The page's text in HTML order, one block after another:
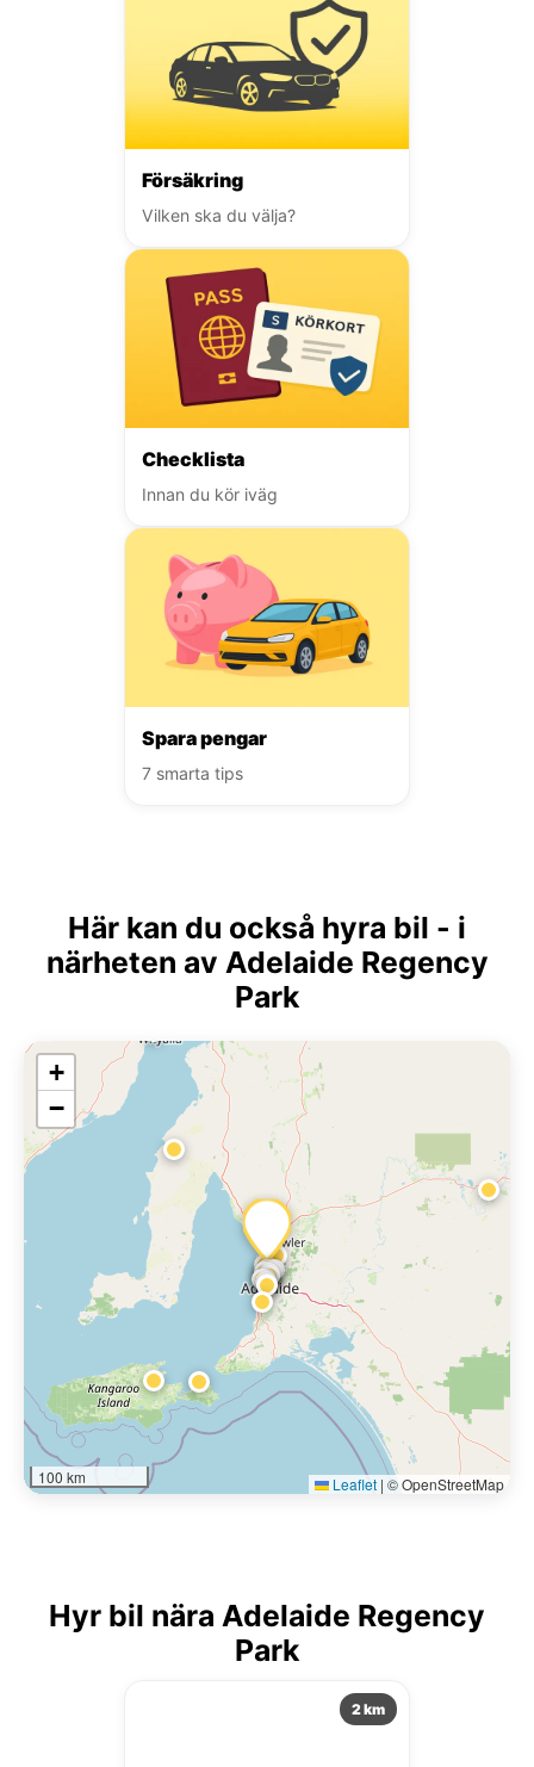
Försäkring
Vilken ska du välja?
Checklista
Innan du kör iväg
Spara pengar
7 smarta tips
Här kan du också hyra bil - i
närheten av Adelaide Regency
Park
+
−
100 km Leaflet | © OpenStreetMap
Hyr bil nära Adelaide Regency
Park
2 km